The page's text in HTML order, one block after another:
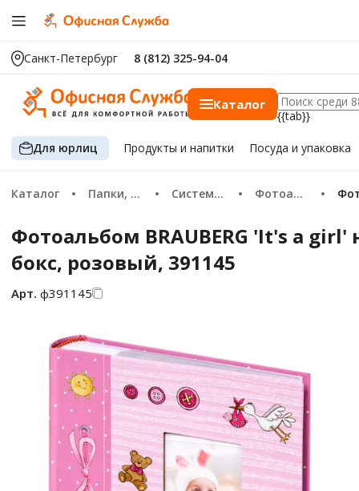
Санкт-Петербург 8 (812) 325-94-04
Каталог
{{tab}}
Для юрлиц Продуктыи напитки Посуда и упаковка
Каталог Папки, файлы, архивация Системы архивации Фотоальбомы и фотокниги
Фотоальбом BRAUBERG 'It's a
бокс, розовый, 391145
Арт. ф391145